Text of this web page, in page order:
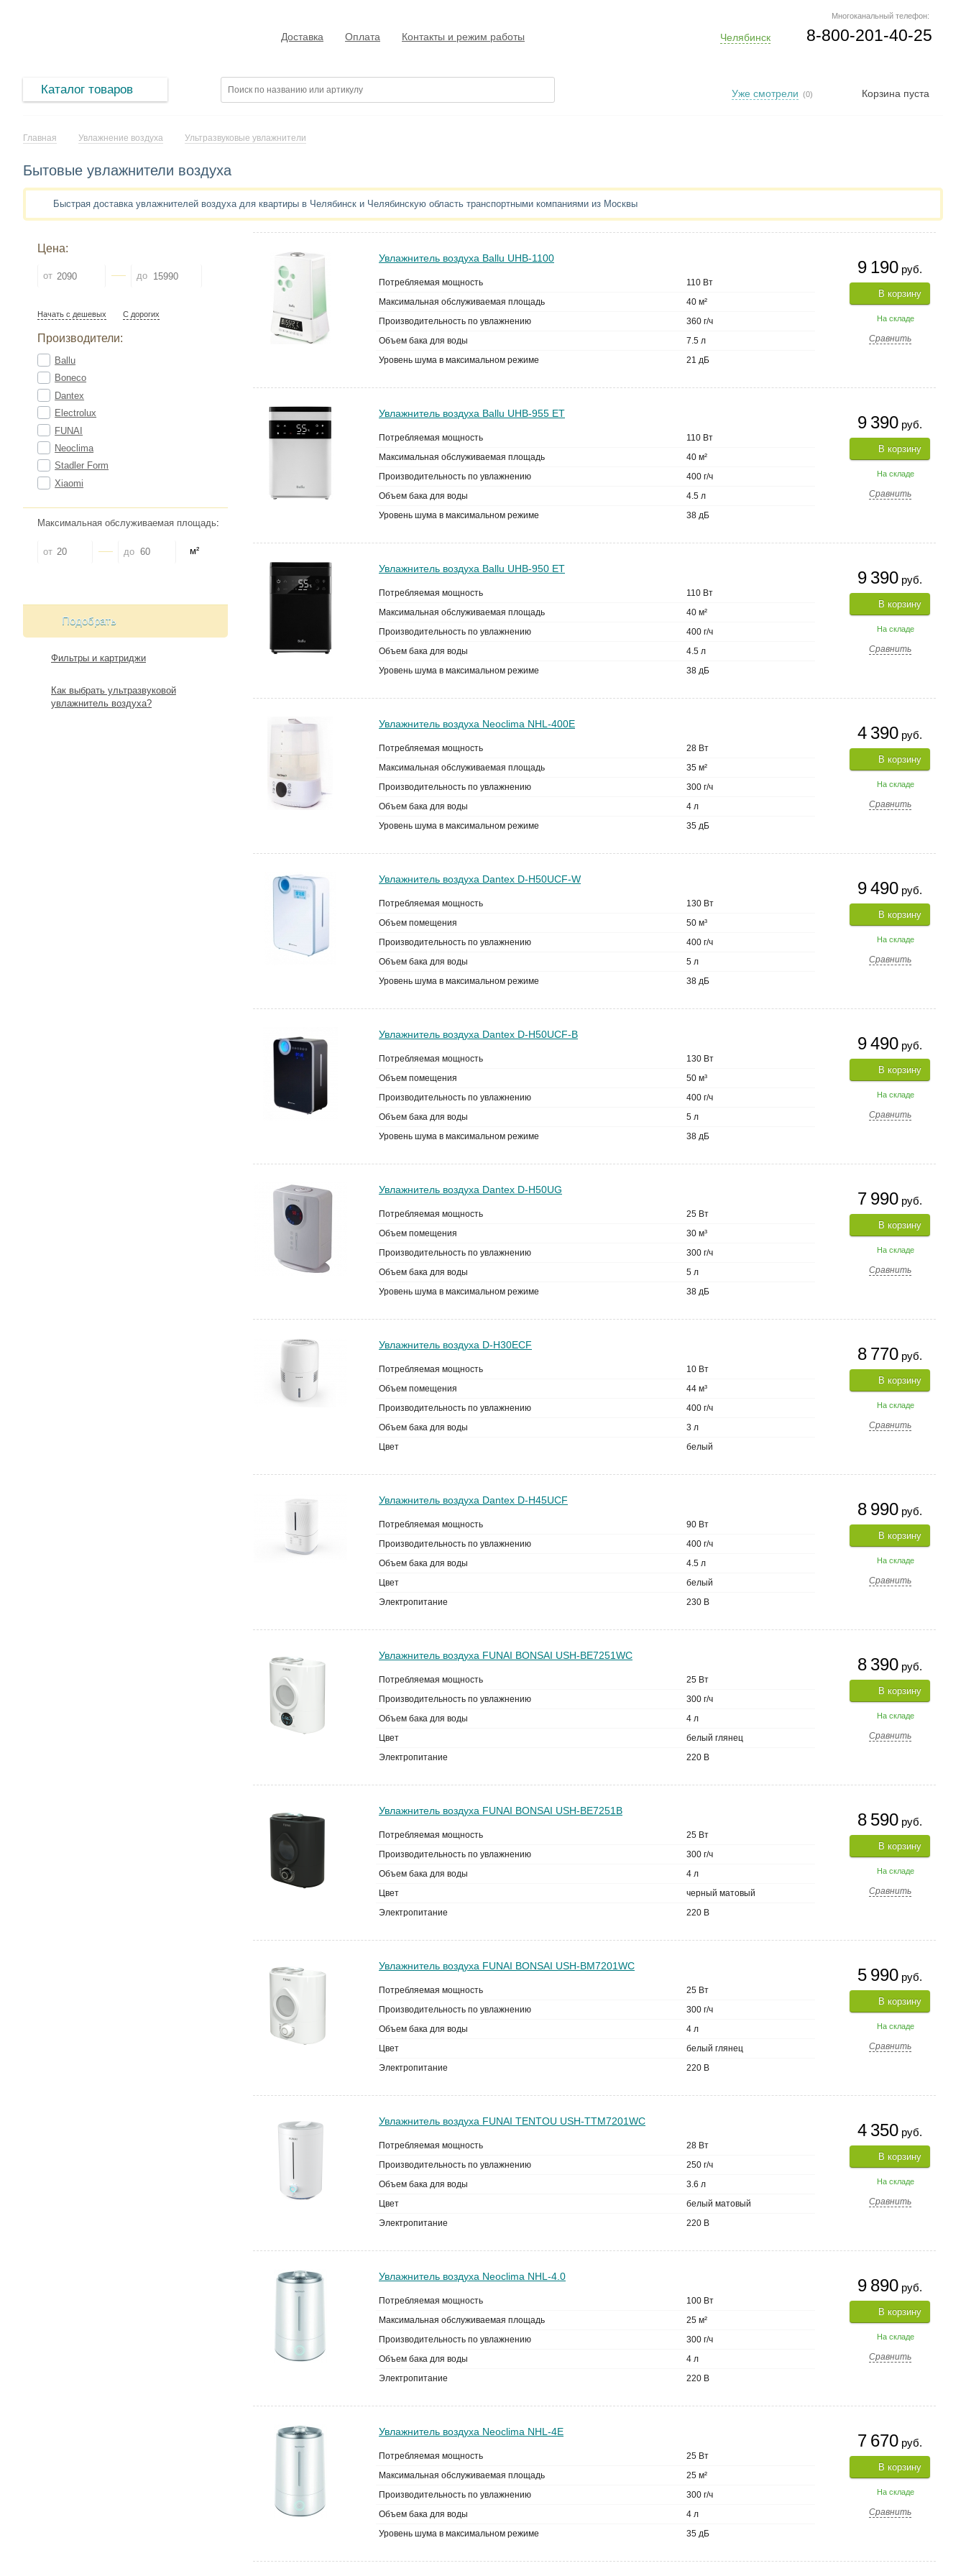
Многоканальный телефон:
8-800-201-40-25
Челябинск
Доставка Оплата Контакты и режим работы
Каталог товаров Корзина пуста
Уже смотрели (0)
Главная Увлажнение воздуха Ультразвуковые увлажнители
Бытовые увлажнители воздуха
Быстрая доставка увлажнителей воздуха для квартиры в Челябинск и Челябинскую область транспортными компаниями из Москвы
Цена:
от до
Начать с дешевых С дорогих
Производители:
Ballu
Boneco
Dantex
Electrolux
FUNAI
Neoclima
Stadler Form
Xiaomi
Максимальная обслуживаемая площадь:
от до м²
Подобрать
Фильтры и картриджи
Как выбрать ультразвуковой
увлажнитель воздуха?
9 190 руб.
В корзину
На складе
Сравнить
Увлажнитель воздуха Ballu UHB-1100
Потребляемая мощность
110 Вт
Максимальная обслуживаемая площадь
40 м²
Производительность по увлажнению
360 г/ч
Объем бака для воды
7.5 л
Уровень шума в максимальном режиме
21 дБ
9 390 руб.
В корзину
На складе
Сравнить
Увлажнитель воздуха Ballu UHB-955 ET
Потребляемая мощность
110 Вт
Максимальная обслуживаемая площадь
40 м²
Производительность по увлажнению
400 г/ч
Объем бака для воды
4.5 л
Уровень шума в максимальном режиме
38 дБ
9 390 руб.
В корзину
На складе
Сравнить
Увлажнитель воздуха Ballu UHB-950 ET
Потребляемая мощность
110 Вт
Максимальная обслуживаемая площадь
40 м²
Производительность по увлажнению
400 г/ч
Объем бака для воды
4.5 л
Уровень шума в максимальном режиме
38 дБ
4 390 руб.
В корзину
На складе
Сравнить
Увлажнитель воздуха Neoclima NHL-400E
Потребляемая мощность
28 Вт
Максимальная обслуживаемая площадь
35 м²
Производительность по увлажнению
300 г/ч
Объем бака для воды
4 л
Уровень шума в максимальном режиме
35 дБ
9 490 руб.
В корзину
На складе
Сравнить
Увлажнитель воздуха Dantex D-H50UCF-W
Потребляемая мощность
130 Вт
Объем помещения
50 м³
Производительность по увлажнению
400 г/ч
Объем бака для воды
5 л
Уровень шума в максимальном режиме
38 дБ
9 490 руб.
В корзину
На складе
Сравнить
Увлажнитель воздуха Dantex D-H50UCF-B
Потребляемая мощность
130 Вт
Объем помещения
50 м³
Производительность по увлажнению
400 г/ч
Объем бака для воды
5 л
Уровень шума в максимальном режиме
38 дБ
7 990 руб.
В корзину
На складе
Сравнить
Увлажнитель воздуха Dantex D-H50UG
Потребляемая мощность
25 Вт
Объем помещения
30 м³
Производительность по увлажнению
300 г/ч
Объем бака для воды
5 л
Уровень шума в максимальном режиме
38 дБ
8 770 руб.
В корзину
На складе
Сравнить
Увлажнитель воздуха D-H30ECF
Потребляемая мощность
10 Вт
Объем помещения
44 м³
Производительность по увлажнению
400 г/ч
Объем бака для воды
3 л
Цвет
белый
8 990 руб.
В корзину
На складе
Сравнить
Увлажнитель воздуха Dantex D-H45UCF
Потребляемая мощность
90 Вт
Производительность по увлажнению
400 г/ч
Объем бака для воды
4.5 л
Цвет
белый
Электропитание
230 В
8 390 руб.
В корзину
На складе
Сравнить
Увлажнитель воздуха FUNAI BONSAI USH-BE7251WС
Потребляемая мощность
25 Вт
Производительность по увлажнению
300 г/ч
Объем бака для воды
4 л
Цвет
белый глянец
Электропитание
220 В
8 590 руб.
В корзину
На складе
Сравнить
Увлажнитель воздуха FUNAI BONSAI USH-BE7251B
Потребляемая мощность
25 Вт
Производительность по увлажнению
300 г/ч
Объем бака для воды
4 л
Цвет
черный матовый
Электропитание
220 В
5 990 руб.
В корзину
На складе
Сравнить
Увлажнитель воздуха FUNAI BONSAI USH-BM7201WC
Потребляемая мощность
25 Вт
Производительность по увлажнению
300 г/ч
Объем бака для воды
4 л
Цвет
белый глянец
Электропитание
220 В
4 350 руб.
В корзину
На складе
Сравнить
Увлажнитель воздуха FUNAI TENTOU USH-TTM7201WC
Потребляемая мощность
28 Вт
Производительность по увлажнению
250 г/ч
Объем бака для воды
3.6 л
Цвет
белый матовый
Электропитание
220 В
9 890 руб.
В корзину
На складе
Сравнить
Увлажнитель воздуха Neoclima NHL-4.0
Потребляемая мощность
100 Вт
Максимальная обслуживаемая площадь
25 м²
Производительность по увлажнению
300 г/ч
Объем бака для воды
4 л
Электропитание
220 В
7 670 руб.
В корзину
На складе
Сравнить
Увлажнитель воздуха Neoclima NHL-4E
Потребляемая мощность
25 Вт
Максимальная обслуживаемая площадь
25 м²
Производительность по увлажнению
300 г/ч
Объем бака для воды
4 л
Уровень шума в максимальном режиме
35 дБ